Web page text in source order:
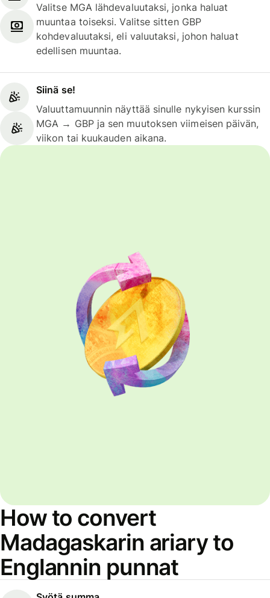
Valitse MGA lähdevaluutaksi, jonka haluat
muuntaa toiseksi. Valitse sitten GBP
kohdevaluutaksi, eli valuutaksi, johon haluat
edellisen muuntaa.
Siinä se!
Valuuttamuunnin näyttää sinulle nykyisen kurssin
MGA → GBP ja sen muutoksen viimeisen päivän,
viikon tai kuukauden aikana.
How to convert
Madagaskarin ariary to
Englannin punnat